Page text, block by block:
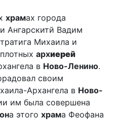
храмах города
Ангарскитй Вадим
Михаила и
архиерей
в Ново-Ленино.
своим
Архангела в Ново-
им была совершена
а этого храма Феофана